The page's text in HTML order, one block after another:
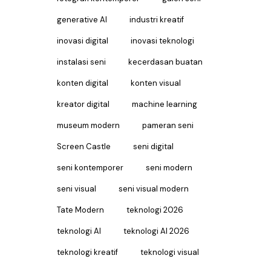
generative AI industri kreatif
inovasi digital inovasi teknologi
instalasi seni kecerdasan buatan
konten digital konten visual
kreator digital machine learning
museum modern pameran seni
Screen Castle seni digital
seni kontemporer seni modern
seni visual seni visual modern
Tate Modern teknologi 2026
teknologi AI teknologi AI 2026
teknologi kreatif teknologi visual